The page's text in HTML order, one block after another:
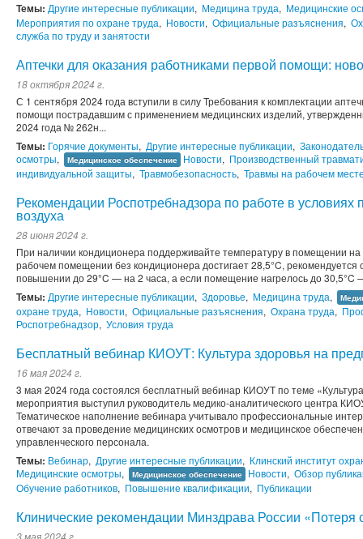
Темы: Другие интересные публикации, Медицина труда, Медицинские
Мероприятия по охране труда, Новости, Официальные разъяснения,
служба по труду и занятости
Аптечки для оказания работниками первой помощи:
18 октября 2024 г.
С 1 сентября 2024 года вступили в силу Требования к комплектации
помощи пострадавшим с применением медицинских изделий,
2024 года № 262н...
Темы: Горячие документы, Другие интересные публикации,
осмотры, Медицинское обеспечение Новости, Производственный
индивидуальной защиты, Травмобезопасность, Травмы на рабочем
Рекомендации Роспотребнадзора по работе в
воздуха
28 июня 2024 г.
При наличии кондиционера поддерживайте температуру в помещении
рабочем помещении без кондиционера достигает 28,5°C, рекомендуется
повышении до 29°C — на 2 часа, а если помещение нагрелось до 30,5°C
Темы: Другие интересные публикации, Здоровье, Медицина труда,
охране труда, Новости, Официальные разъяснения, Охрана труда,
Роспотребнадзор, Условия труда
Бесплатный вебинар КИОУТ: Культура здоровья на
16 мая 2024 г.
3 мая 2024 года состоялся бесплатный вебинар КИОУТ по теме
мероприятия выступил руководитель медико-аналитического центра
Тематическое наполнение вебинара учитывало профессиональные
отвечают за проведение медицинских осмотров и медицинское
управленческого персонала.
Темы: Вебинар, Другие интересные публикации, Клинский институт
Медицинские осмотры, Медицинское обеспечение Новости, Обзор
Обучение работников, Повышение квалификации, Публикации
Клинические рекомендации Минздрава России